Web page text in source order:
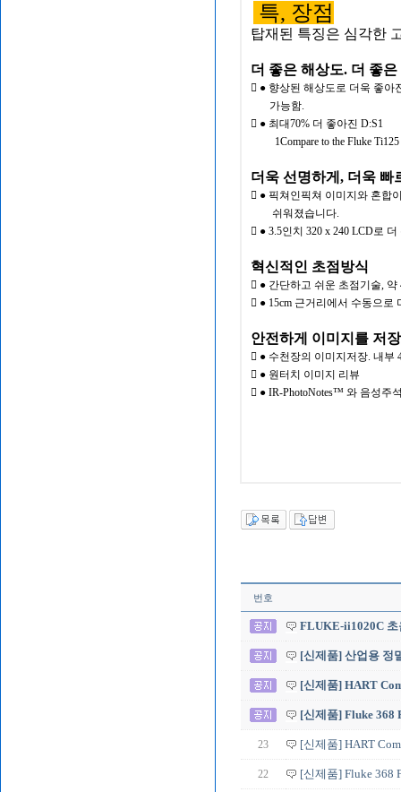
특, 장점
탑재된 특징은 심각한
더 좋은 해상도. 더 좋
 ● 향상된 해상도로 더욱 좋아
가능함.
 ● 최대70% 더 좋아진 D:S1
1Compare to the Fluke Ti125
더욱 선명하게, 더욱 빠
 ● 픽쳐인픽쳐 이미지와 혼합
쉬워졌습니다.
 ● 3.5인치 320 x 240 LCD로
혁신적인 초점방식
 ● 간단하고 쉬운 초점기술, 약
 ● 15cm 근거리에서 수동으로
안전하게 이미지를 저
 ● 수천장의 이미지저장. 내부
 ● 원터치 이미지 리뷰
 ● IR-PhotoNotes™ 와 음성주
번호
FLUKE-ii1020C 초
[신제품] 산업용 정
[신제품] HART
[신제품] Fluke 368
23 [신제품] HART
22 [신제품] Fluke 368